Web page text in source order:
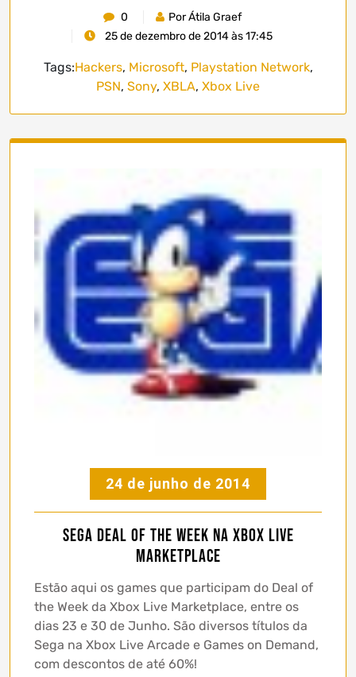
0
Por Átila Graef
25 de dezembro de 2014 às 17:45
Tags:Hackers, Microsoft, Playstation Network,
PSN, Sony, XBLA, Xbox Live
24 de junho de 2014
Sega Deal of the Week na Xbox Live
Marketplace
Estão aqui os games que participam do Deal of
the Week da Xbox Live Marketplace, entre os
dias 23 e 30 de Junho. São diversos títulos da
Sega na Xbox Live Arcade e Games on Demand,
com descontos de até 60%!